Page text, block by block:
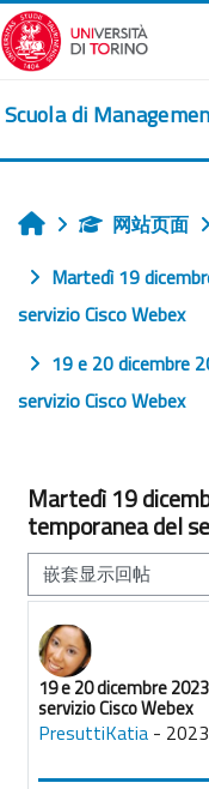
跳到主要内容
Scuola di
首页 网站页面
Martedì 19
servizio Cisco Webex
19 e 20 dicembre
servizio Cisco Webex
Martedì 19
temporanea del
显示模式
19 e 20 dicembre
servizio Cisco Webex
PresuttiKatia -
回帖数：0